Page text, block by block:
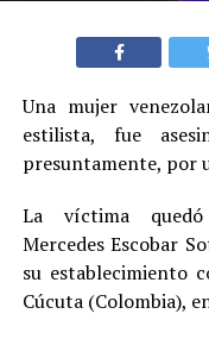
Una mujer
estilista, fue
presuntamente, por
La víctima quedó
Mercedes Escobar
su establecimiento
Cúcuta (Colombia),